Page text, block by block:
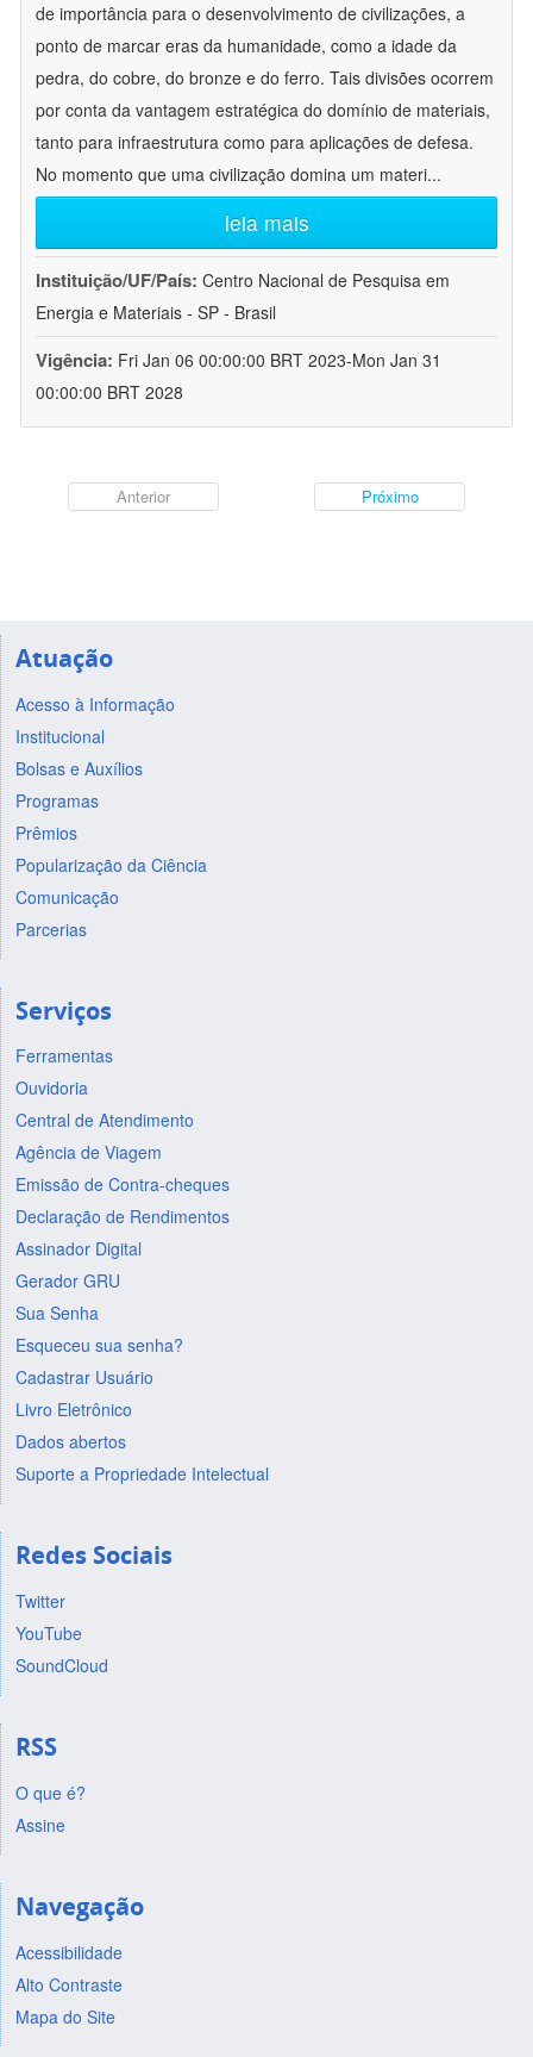
de importância para o desenvolvimento de civilizações, a
ponto de marcar eras da humanidade, como a idade da
pedra, do cobre, do bronze e do ferro. Tais divisões ocorrem
por conta da vantagem estratégica do domínio de materiais,
tanto para infraestrutura como para aplicações de defesa.
No momento que uma civilização domina um materi...
leia mais
Instituição/UF/País: Centro Nacional de Pesquisa em
Energia e Materiais - SP - Brasil
Vigência: Fri Jan 06 00:00:00 BRT 2023-Mon Jan 31
00:00:00 BRT 2028
Anterior Próximo
Atuação
Acesso à Informação
Institucional
Bolsas e Auxílios
Programas
Prêmios
Popularização da Ciência
Comunicação
Parcerias
Serviços
Ferramentas
Ouvidoria
Central de Atendimento
Agência de Viagem
Emissão de Contra-cheques
Declaração de Rendimentos
Assinador Digital
Gerador GRU
Sua Senha
Esqueceu sua senha?
Cadastrar Usuário
Livro Eletrônico
Dados abertos
Suporte a Propriedade Intelectual
Redes Sociais
Twitter
YouTube
SoundCloud
RSS
O que é?
Assine
Navegação
Acessibilidade
Alto Contraste
Mapa do Site